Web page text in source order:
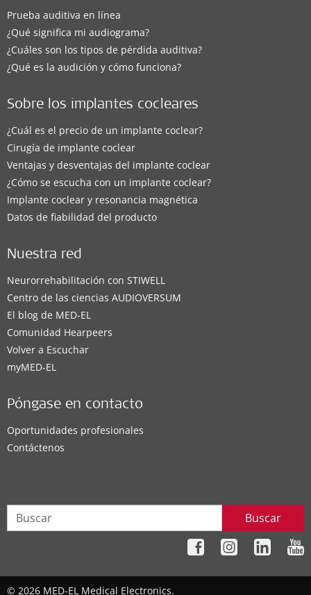
Prueba auditiva en línea
¿Qué significa mi audiograma?
¿Cuáles son los tipos de pérdida auditiva?
¿Qué es la audición y cómo funciona?
Sobre los implantes cocleares
¿Cuál es el precio de un implante coclear?
Cirugía de implante coclear
Ventajas y desventajas del implante coclear
¿Cómo se escucha con un implante coclear?
Implante coclear y resonancia magnética
Datos de fiabilidad del producto
Nuestra red
Neurorrehabilitación con STIWELL
Centro de las ciencias AUDIOVERSUM
El blog de MED-EL
Comunidad Hearpeers
Volver a Escuchar
myMED‑EL
Póngase en contacto
Oportunidades profesionales
Contáctenos
Buscar
© 2026 MED-EL Medical Electronics.